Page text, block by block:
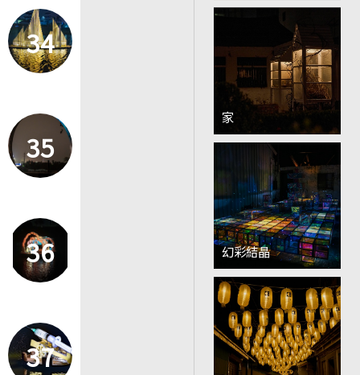
34
35
36
37
家
幻彩結晶